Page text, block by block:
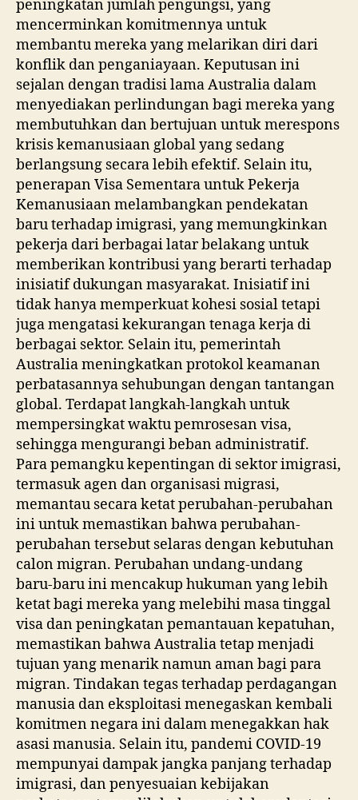
peningkatan jumlah pengungsi, yang
mencerminkan komitmennya untuk
membantu mereka yang melarikan diri dari
konflik dan penganiayaan. Keputusan ini
sejalan dengan tradisi lama Australia dalam
menyediakan perlindungan bagi mereka yang
membutuhkan dan bertujuan untuk merespons
krisis kemanusiaan global yang sedang
berlangsung secara lebih efektif. Selain itu,
penerapan Visa Sementara untuk Pekerja
Kemanusiaan melambangkan pendekatan
baru terhadap imigrasi, yang memungkinkan
pekerja dari berbagai latar belakang untuk
memberikan kontribusi yang berarti terhadap
inisiatif dukungan masyarakat. Inisiatif ini
tidak hanya memperkuat kohesi sosial tetapi
juga mengatasi kekurangan tenaga kerja di
berbagai sektor. Selain itu, pemerintah
Australia meningkatkan protokol keamanan
perbatasannya sehubungan dengan tantangan
global. Terdapat langkah-langkah untuk
mempersingkat waktu pemrosesan visa,
sehingga mengurangi beban administratif.
Para pemangku kepentingan di sektor imigrasi,
termasuk agen dan organisasi migrasi,
memantau secara ketat perubahan-perubahan
ini untuk memastikan bahwa perubahan-
perubahan tersebut selaras dengan kebutuhan
calon migran. Perubahan undang-undang
baru-baru ini mencakup hukuman yang lebih
ketat bagi mereka yang melebihi masa tinggal
visa dan peningkatan pemantauan kepatuhan,
memastikan bahwa Australia tetap menjadi
tujuan yang menarik namun aman bagi para
migran. Tindakan tegas terhadap perdagangan
manusia dan eksploitasi menegaskan kembali
komitmen negara ini dalam menegakkan hak
asasi manusia. Selain itu, pandemi COVID-19
mempunyai dampak jangka panjang terhadap
imigrasi, dan penyesuaian kebijakan